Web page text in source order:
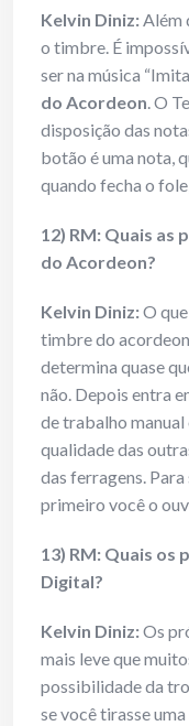
Kelvin Diniz:Além
o timbre. É
ser na música
do Acordeon. O
disposição das
botão é uma nota,
quando fecha o
12) RM: Quais as
do Acordeon?
Kelvin Diniz:O
timbre do
determina quase
não. Depois entra
de trabalho manual
qualidade das
das ferragens.
primeiro você o
13) RM: Quais os
Digital?
Kelvin Diniz:Os
mais leve que
possibilidade da
se você tirasse